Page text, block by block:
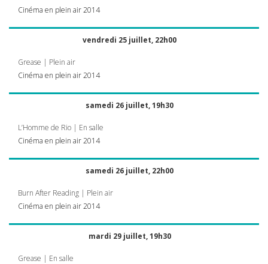
Cinéma en plein air 2014
vendredi 25 juillet, 22h00
Grease | Plein air
Cinéma en plein air 2014
samedi 26 juillet, 19h30
L’Homme de Rio | En salle
Cinéma en plein air 2014
samedi 26 juillet, 22h00
Burn After Reading | Plein air
Cinéma en plein air 2014
mardi 29 juillet, 19h30
Grease | En salle